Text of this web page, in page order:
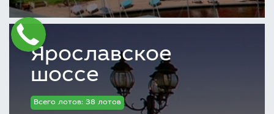
Ярославское
шоссе
Всего лотов: 38 лотов